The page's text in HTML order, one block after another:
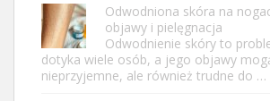
Odwodniona skóra na
objawy i pielęgnacja
Odwodnienie skóry to
dotyka wiele osób, a jego objawy
nieprzyjemne, ale również trudne do …